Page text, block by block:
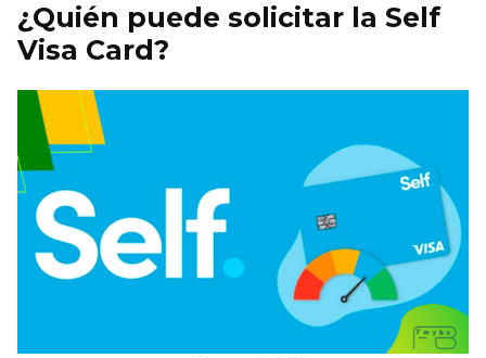
¿Quién puede solicitar la Self
Visa Card?